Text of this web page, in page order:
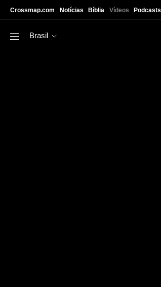
Crossmap.com Notícias Bíblia Vídeos Podcasts
Brasil